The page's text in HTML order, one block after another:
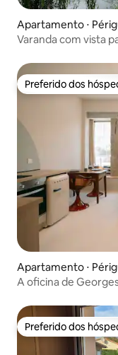
Apartamento ⋅
Varanda com vista
Preferido dos
Preferido dos
Apartamento ⋅
A oficina de
Preferido dos
Preferido dos